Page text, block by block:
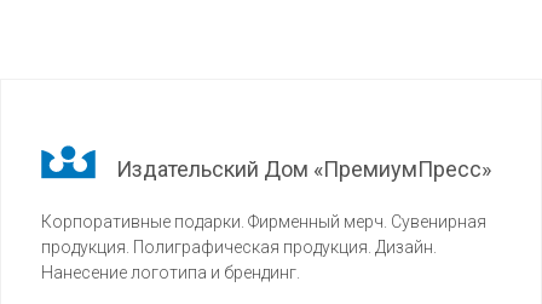
Издательский Дом «ПремиумПресс»
Корпоративные подарки. Фирменный мерч. Сувенирная
продукция. Полиграфическая продукция. Дизайн.
Нанесение логотипа и брендинг.